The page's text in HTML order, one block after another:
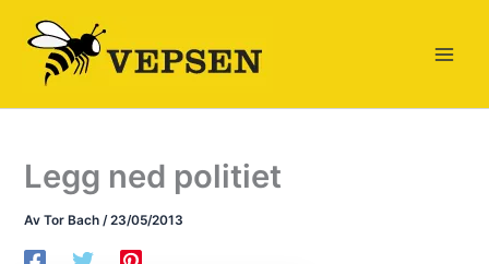
innholdet
Legg ned politiet
Av Tor Bach/23/05/2013